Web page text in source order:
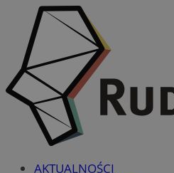
AKTUALNOŚCI